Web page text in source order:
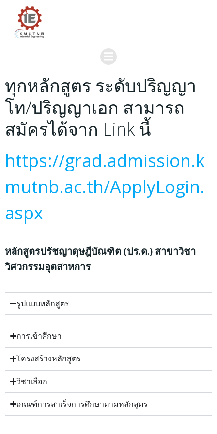
ทุกหลักสูตร ระดับปริญญา
โท/ปริญญาเอก สามารถ
สมัครได้จาก Link นี้
https://grad.admission.k
mutnb.ac.th/ApplyLogin.
aspx
หลักสูตรปรัชญาดุษฎีบัณฑิต (ปร.ด.) สาขาวิชา
วิศวกรรมอุตสาหการ
รูปแบบหลักสูตร
การเข้าศึกษา
โครงสร้างหลักสูตร
วิชาเลือก
เกณฑ์การสาเร็จการศึกษาตามหลักสูตร